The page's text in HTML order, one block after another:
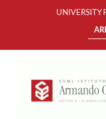
UNIVERSITY